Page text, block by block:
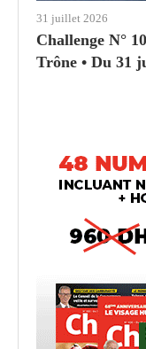
31 juillet 2026
Challenge N°
Trône • Du 31